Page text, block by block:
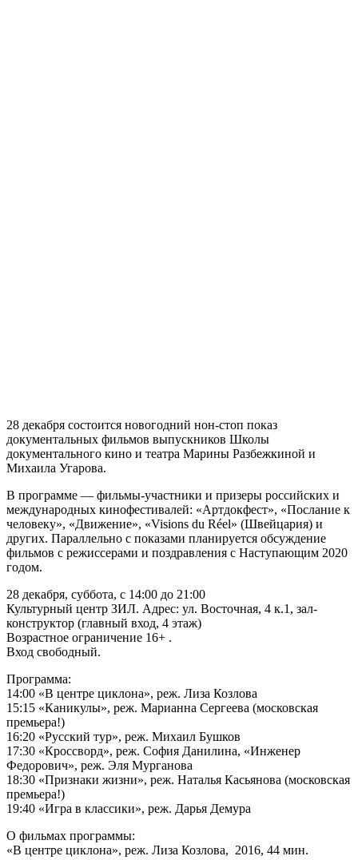
28 декабря состоится новогодний нон-стоп показ
документальных фильмов выпускников Школы
документального кино и театра Марины Разбежкиной и
Михаила Угарова.
В программе — фильмы-участники и призеры российских и
международных кинофестивалей: «Артдокфест», «Послание к
человеку», «Движение», «Visions du Réel» (Швейцария) и
других. Параллельно с показами планируется обсуждение
фильмов с режиссерами и поздравления с Наступающим 2020
годом.
28 декабря, суббота, с 14:00 до 21:00
Культурный центр ЗИЛ. Адрес: ул. Восточная, 4 к.1, зал-
конструктор (главный вход, 4 этаж)
Возрастное ограничение 16+ .
Вход свободный.
Программа:
14:00 «В центре циклона», реж. Лиза Козлова
15:15 «Каникулы», реж. Марианна Сергеева (московская
премьера!)
16:20 «Русский тур», реж. Михаил Бушков
17:30 «Кроссворд», реж. София Данилина, «Инженер
Федорович», реж. Эля Мурганова
18:30 «Признаки жизни», реж. Наталья Касьянова (московская
премьера!)
19:40 «Игра в классики», реж. Дарья Демура
О фильмах программы:
«В центре циклона», реж. Лиза Козлова, 2016, 44 мин.